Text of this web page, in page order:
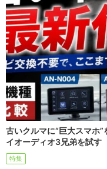
古いクルマに“巨大スマホ
イオーディオ3兄弟を試す
特集